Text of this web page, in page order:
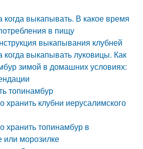
выкапывать. В какое время
в пищу
выкапывания клубней
выкапывать луковицы. Как
зимой в домашних условиях:
топинамбур
хранить клубни иерусалимского
хранить топинамбур в
или морозилке